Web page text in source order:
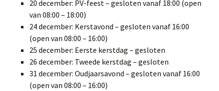
20 december: PV-feest – gesloten vanaf 18:00 (open
van 08:00 – 18:00)
24 december: Kerstavond – gesloten vanaf 16:00
(open van 08:00 – 16:00)
25 december: Eerste kerstdag – gesloten
26 december: Tweede kerstdag – gesloten
31 december: Oudjaarsavond – gesloten vanaf 16:00
(open van 08:00 – 16:00)